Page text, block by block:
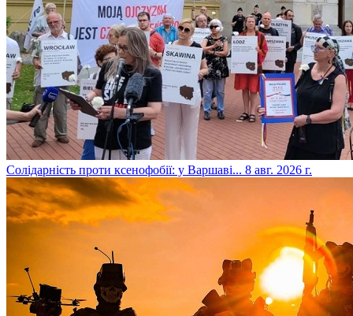
​Солідарність проти ксенофобії: у Варшаві... 8 авг. 2026 г.